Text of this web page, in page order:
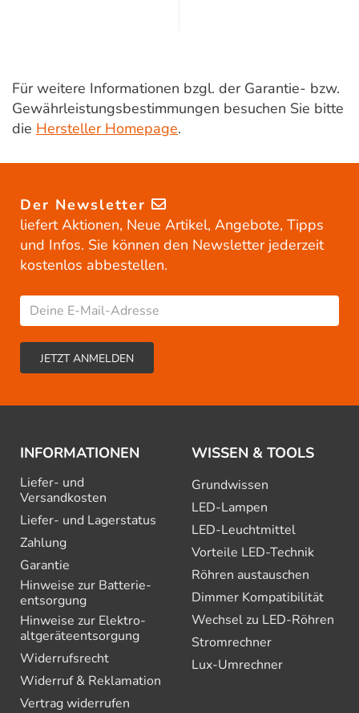
Für weitere Informationen bzgl. der Garantie- bzw.
Gewährleistungsbestimmungen besuchen Sie bitte
die Hersteller Homepage.
Der Newsletter
liefert Aktionen, Neue Artikel, Angebote, Tipps
und Infos. Sie können den Newsletter jederzeit
kostenlos abbestellen.
INFORMATIONEN
Liefer- und
Versandkosten
Liefer- und Lagerstatus
Zahlung
Garantie
Hinweise zur Batterie­
entsorgung
Hinweise zur Elektro­
altgeräte­entsorgung
Widerrufsrecht
Widerruf & Reklamation
Vertrag widerrufen
WISSEN & TOOLS
Grundwissen
LED-Lampen
LED-Leuchtmittel
Vorteile LED-Technik
Röhren austauschen
Dimmer Kompatibilität
Wechsel zu LED-Röhren
Stromrechner
Lux-Umrechner